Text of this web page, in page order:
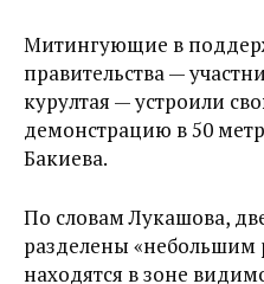
Митингующие в
правительства —
курултая — устроили
демонстрацию в 50
Бакиева.
По словам Лукашова,
разделены «небольшим
находятся в зоне